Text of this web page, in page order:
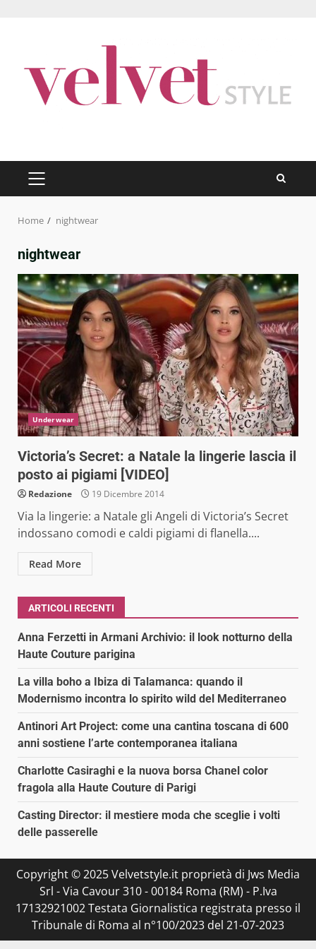
PRIMARY
MENU
Home nightwear
nightwear
Underwear
Victoria’s Secret: a Natale la lingerie lascia il
posto ai pigiami [VIDEO]
Redazione 19 Dicembre 2014
Via la lingerie: a Natale gli Angeli di Victoria’s Secret
indossano comodi e caldi pigiami di flanella....
Read More
ARTICOLI RECENTI
Anna Ferzetti in Armani Archivio: il look notturno della
Haute Couture parigina
La villa boho a Ibiza di Talamanca: quando il
Modernismo incontra lo spirito wild del Mediterraneo
Antinori Art Project: come una cantina toscana di 600
anni sostiene l’arte contemporanea italiana
Charlotte Casiraghi e la nuova borsa Chanel color
fragola alla Haute Couture di Parigi
Casting Director: il mestiere moda che sceglie i volti
delle passerelle
Copyright © 2025 Velvetstyle.it proprietà di Jws Media
Srl - Via Cavour 310 - 00184 Roma (RM) - P.Iva
17132921002 Testata Giornalistica registrata presso il
Tribunale di Roma al n°100/2023 del 21-07-2023